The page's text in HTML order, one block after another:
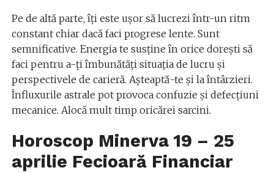
Pe de altă parte, îți este ușor să lucrezi într-un ritm
constant chiar dacă faci progrese lente. Sunt
semnificative. Energia te susține în orice dorești să
faci pentru a-ți îmbunătăți situația de lucru și
perspectivele de carieră. Așteaptă-te și la întârzieri.
Înfluxurile astrale pot provoca confuzie și defecțiuni
mecanice. Alocă mult timp oricărei sarcini.
Horoscop Minerva 19 – 25
aprilie Fecioară Financiar